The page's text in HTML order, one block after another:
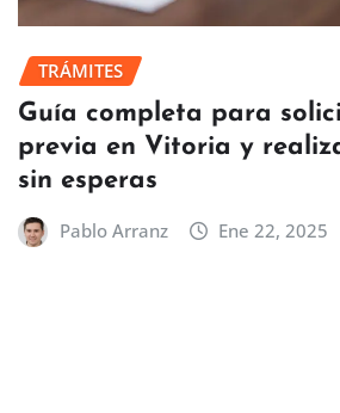
TRÁMITES
Guía completa para
previa en Vitoria y
sin esperas
Pablo Arranz Ene 22, 2025